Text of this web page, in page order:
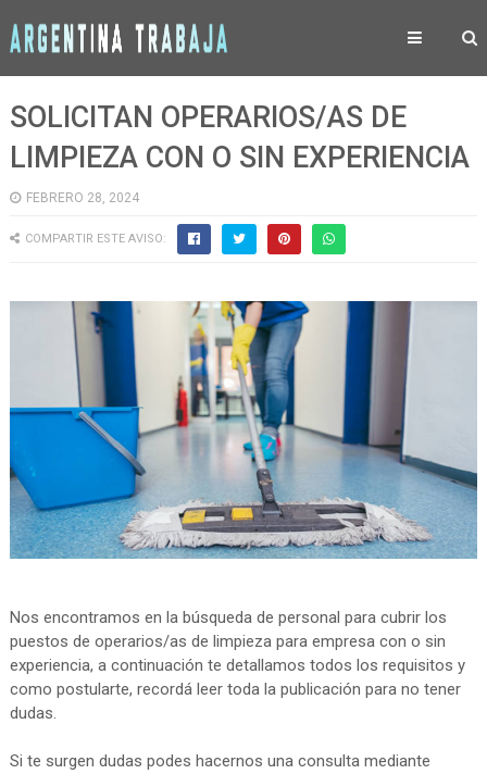
SOLICITAN OPERARIOS/AS DE
LIMPIEZA CON O SIN EXPERIENCIA
FEBRERO 28, 2024
COMPARTIR ESTE AVISO:
Nos encontramos en la búsqueda de personal para cubrir los
puestos de operarios/as de limpieza para empresa con o sin
experiencia, a continuación te detallamos todos los requisitos y
como postularte, recordá leer toda la publicación para no tener
dudas.
Si te surgen dudas podes hacernos una consulta mediante